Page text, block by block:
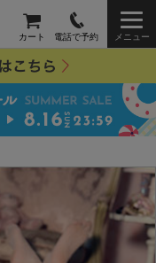
カート 電話で予約 メニュー